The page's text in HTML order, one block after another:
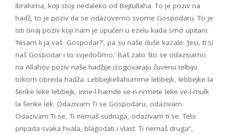
Ibrahima, koji stoji nedaleko od Bejtullaha. To je poziv na
hadž, to je poziv da se odazovemo svome Gospodaru. To je
isti onaj poziv koji nam je upućen u ezelu kada smo upitani:
‘Nisam li ja vaš Gospodar?’, pa su naše duše kazale: ‘Jesi, ti si
naš Gospodar i to svjedočimo.’ Baš zato što se odazivamo
na Allahov poziv naše hadžije izogovaraju čuvenu telbiju
tokom obreda hadža. Lebbejkellahumme lebbejk, lebbejke la
šerike leke lebbejk, inne-l-hamde ve-n-ni’mete leke ve-l-mulk
la šerike lek. Odazivam Ti se Gospodaru, odazivam.
Odazivam Ti se, Ti nemaš sudruga, odazivam ti se. Tebi
pripada svaka hvala, blagodati i vlast. Ti nemaš druga”,